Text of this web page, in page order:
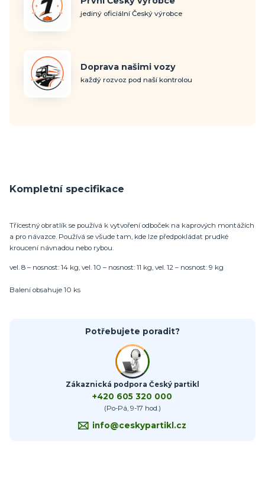
jediný oficiální Český výrobce
Doprava našimi vozy
každý rozvoz pod naší kontrolou
Kompletní specifikace
Třícestný obratlík se používá k vytvoření odboček na kaprových montážích
a pro návazce. Používá se všude tam, kde lze předpokládat prudké
kroucení návnadou nebo rybou.
vel. 8 – nosnost: 14 kg, vel. 10 – nosnost: 11 kg, vel. 12 – nosnost: 9 kg
Balení obsahuje 10 ks
Potřebujete poradit?
Zákaznická podpora Český partikl
+420 605 320 000
(Po-Pá, 9-17 hod.)
info@ceskypartikl.cz